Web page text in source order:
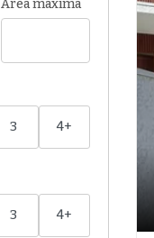
Área máxima
3 4+
3 4+